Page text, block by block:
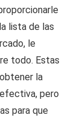
lista de las
le
todo. Estas
la
pero
para que